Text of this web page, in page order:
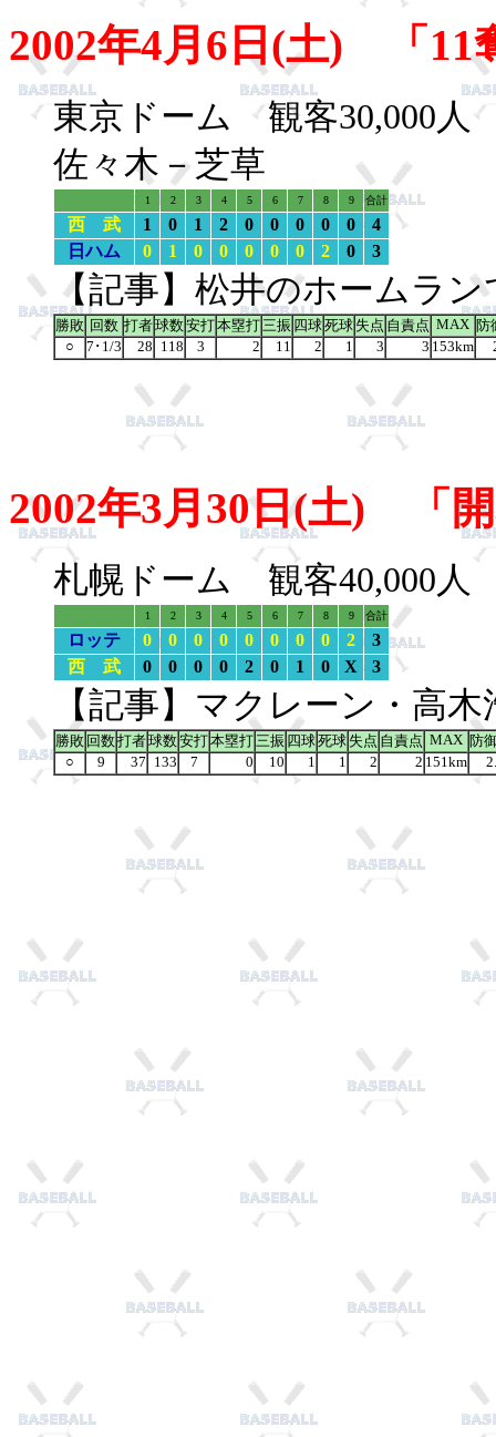
2002年4月6日(土) 「11
東京ドーム 観客30,000人
佐々木－芝草
1 2 3 4 5 6 7 8 9 合計
西 武 1 0 1 2 0 0 0 0 0
4
日ハム
0 1 0 0 0 0 0 2 0 3
【記事】松井のホームラ
勝敗 回数 打者球数安打本塁打三振 四球死球 失点 自責点 MAX 防
○
7･1/3 28 118 3 2 11 2 1 3 3 153km
2002年3月30日(土) 「
札幌ドーム 観客40,000人
1 2 3 4 5 6 7 8 9 合計
ロッテ 0 0 0 0 0 0 0 0 2
3
西 武
0 0 0 0 2 0 1 0 X 3
【記事】マクレーン・高
勝敗 回数打者球数安打本塁打三振 四球死球 失点 自責点 MAX 防
○
9 37 133 7 0 10 1 1 2 2 151km